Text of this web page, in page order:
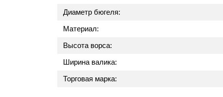
Диаметр бюгеля:
Материал:
Высота ворса:
Ширина валика:
Торговая марка: